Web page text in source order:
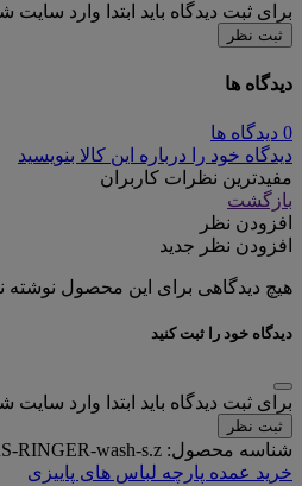
برای ثبت دیدگاه باید ابتدا وارد سایت
ثبت نظر
دیدگاه ها
0 دیدگاه ها
دیدگاه خود را درباره این کالا بنویسید
مفیدترین نظرات کاربران
بازگشت
افزودن نظر
افزودن نظر جدید
هیچ دیدگاهی برای این محصول
دیدگاه خود را ثبت کنید
برای ثبت دیدگاه باید ابتدا وارد سایت
ثبت نظر
شناسه محصول: RINGER-wash-s.z
خرید عمده پارچه لباس های پاییزی